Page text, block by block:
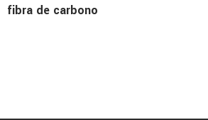
fibra de carbono